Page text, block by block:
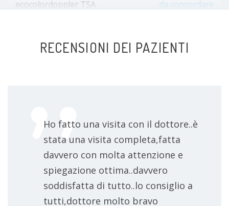
ecocolordoppler TSA da concordare
RECENSIONI DEI PAZIENTI
Ho fatto una visita con il dottore..è
stata una visita completa,fatta
davvero con molta attenzione e
spiegazione ottima..davvero
soddisfatta di tutto..lo consiglio a
tutti,dottore molto bravo